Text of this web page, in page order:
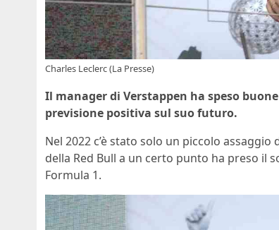
Charles Leclerc (La Presse)
Il manager di Verstappen ha speso
previsione positiva sul suo futuro.
Nel 2022 c’è stato solo un piccolo assaggio
della Red Bull a un certo punto ha preso il
Formula 1.